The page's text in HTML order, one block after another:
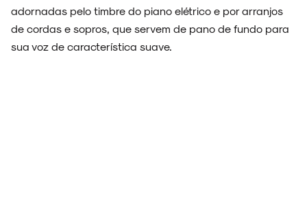
adornadas pelo timbre do piano elétrico e por arranjos
de cordas e sopros, que servem de pano de fundo para
sua voz de característica suave.